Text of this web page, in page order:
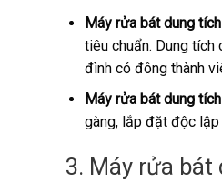
Máy rửa bát dung
tiêu chuẩn. Dung
đình có đông thành
Máy rửa bát dung
gàng, lắp đặt độc lập
3. Máy rửa bát